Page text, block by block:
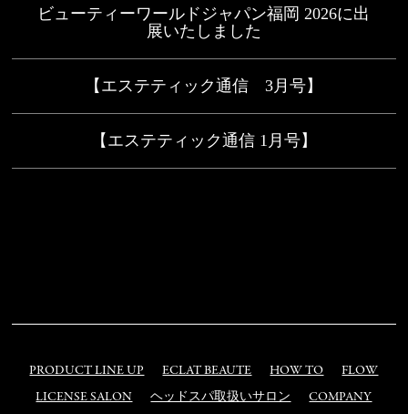
ビューティーワールドジャパン福岡 2026に出
展いたしました
【エステティック通信 3月号】
【エステティック通信 1月号】
PRODUCT LINE UP ECLAT BEAUTE HOW TO
FLOW
LICENSE SALON
ヘッドスパ取扱いサロン COMPANY